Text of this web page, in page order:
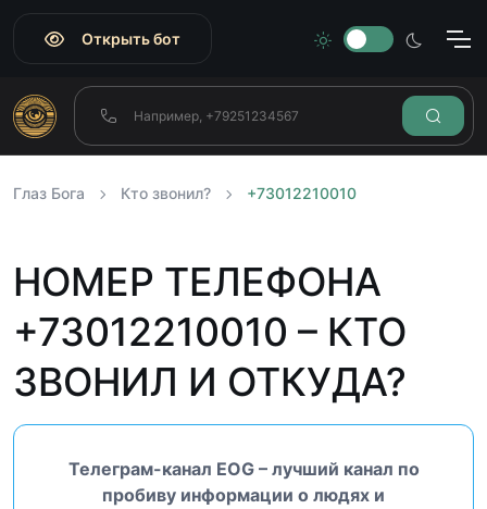
Открыть бот
Глаз Бога Кто звонил? +73012210010
НОМЕР ТЕЛЕФОНА
+73012210010 – КТО
ЗВОНИЛ И ОТКУДА?
Телеграм-канал EOG – лучший канал по
пробиву информации о людях и